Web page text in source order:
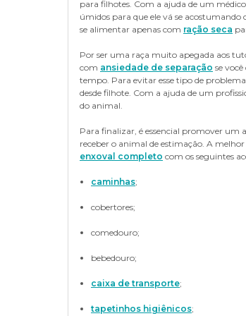
Por fim, há os cuidados com a higiene
animal. A recomendação é fazer
mordedores dentais
ajudam na
para filhotes. Com a ajuda de um
úmidos para que ele vá se acostumando
se alimentar apenas com ração seca
Por ser uma raça muito apegada aos
com ansiedade de separação se
tempo. Para evitar esse tipo de
desde filhote. Com a ajuda de um
do animal.
Para finalizar, é essencial promover
receber o animal de estimação. A
enxoval completo com os seguintes
caminhas;
cobertores;
comedouro;
bebedouro;
caixa de transporte;
tapetinhos higiênicos;